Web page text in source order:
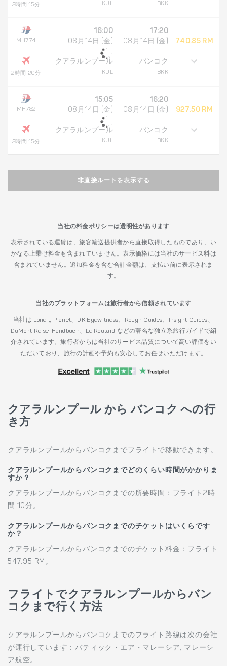
2時間 15分 KUL BKK
MH774
2時間 20分
16:00
08月14日 (金)
クアラルンプール
KUL
17:20
08月14日 (金)
バンコク
BKK
740.85 RM
MH782
2時間 15分
15:05
08月14日 (金)
クアラルンプール
KUL
16:20
08月14日 (金)
バンコク
BKK
927.50 RM
非直接ルートを表示する
当社の料金ポリシーは透明性があります
表示されている運賃は、旅客輸送提供者から直接取得したものであり、い
かなる上乗せ料金も含まれていません。表示価格には当社のサービス料は
含まれていません。追加料金を含む合計金額は、支払い前に表示されま
す。
当社のプラットフォームは旅行者から信頼されています
当社は Lonely Planet、DK Eyewitness、Rough Guides、Insight Guides、
DuMont Reise-Handbuch、Le Routard などの著名な独立系旅行ガイドで紹
介されています。旅行者からは当社のサービス品質について高い評価をい
ただいており、旅行の計画や予約も安心してお任せいただけます。
クアラルンプール から バンコク への行
き方
クアラルンプールからバンコクまでフライトで移動できます。
クアラルンプールからバンコクまでどのくらい時間がかかりま
すか？
クアラルンプールからバンコクまでの所要時間：フライト2時
間 10分。
クアラルンプールからバンコクまでのチケットはいくらです
か？
クアラルンプールからバンコクまでのチケット料金：フライト
547.95 RM。
フライトでクアラルンプールからバン
コクまで行く方法
クアラルンプールからバンコクまでのフライト路線は次の会社
が運行しています：バティック・エア・マレーシア, マレーシ
ア航空。